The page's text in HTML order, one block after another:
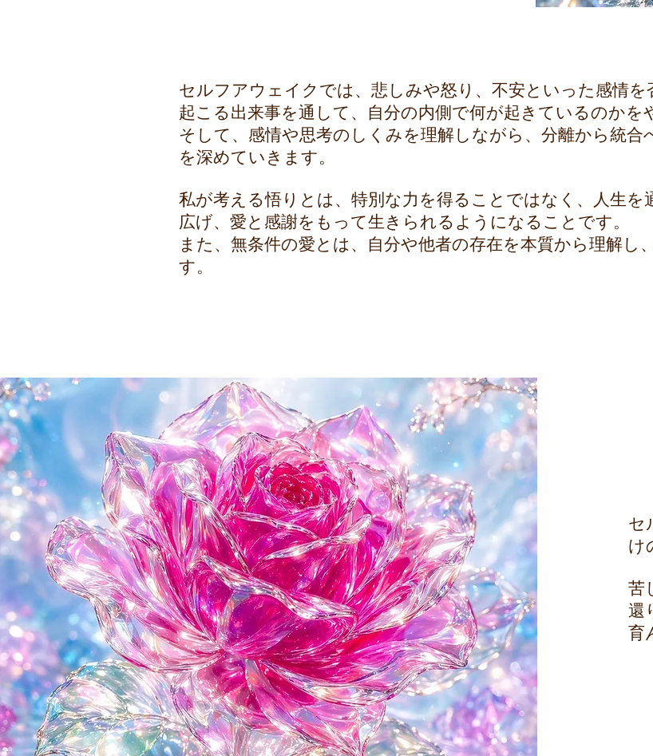
セルフアウェイクでは、悲しみや怒り、不安といった感情
起こる出来事を通して、自分の内側で何が起きているのかを
そして、感情や思考のしくみを理解しながら、分離から統合
を深めていきます。
私が考える悟りとは、特別な力を得ることではなく、人生を
広げ、愛と感謝をもって生きられるようになることです。
また、無条件の愛とは、自分や他者の存在を本質から理解し
す。
セ
け
苦
還
育